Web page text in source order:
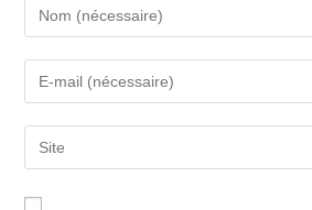
your
name
comment
your
email
address
l’URL